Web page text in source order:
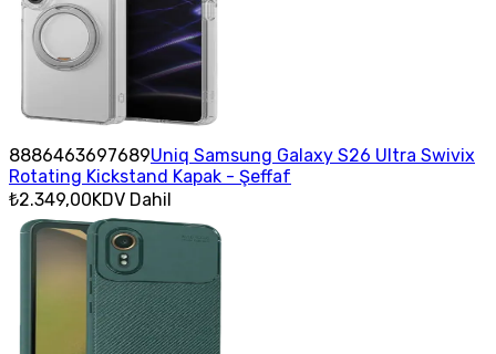
8886463697689Uniq Samsung Galaxy S26 Ultra Swivix
Rotating Kickstand Kapak - Şeffaf
₺2.349,00KDV Dahil